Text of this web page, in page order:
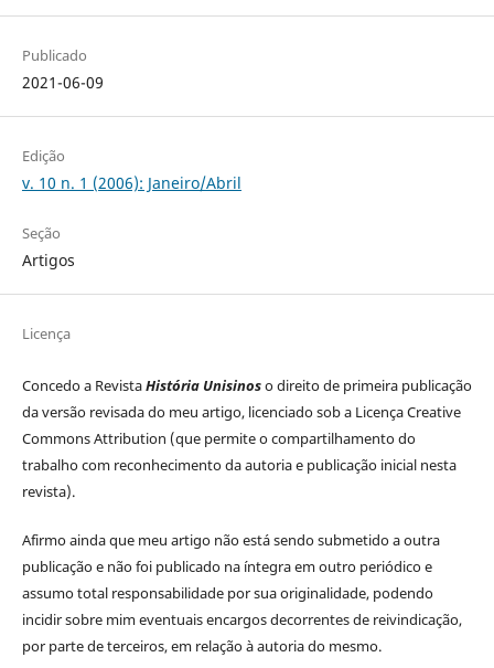
Publicado
2021-06-09
Edição
v. 10 n. 1 (2006): Janeiro/Abril
Seção
Artigos
Licença
Concedo a RevistaHistória Unisinoso direito de primeira publicação
da versão revisada do meu artigo, licenciado sob a Licença Creative
Commons Attribution (que permite o compartilhamento do
trabalho com reconhecimento da autoria e publicação inicial nesta
revista).
Afirmo ainda que meu artigo não está sendo submetido a outra
publicação e não foi publicado na íntegra em outro periódico e
assumo total responsabilidade por sua originalidade, podendo
incidir sobre mim eventuais encargos decorrentes de reivindicação,
por parte de terceiros, em relação à autoria do mesmo.